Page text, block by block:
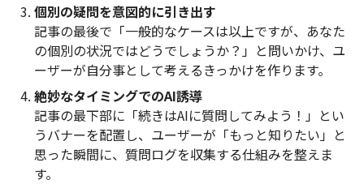
個別の疑問を意図的に引き出す
記事の最後で「一般的なケースは以上ですが、あなた
の個別の状況ではどうでしょうか？」と問いかけ、ユ
ーザーが自分事として考えるきっかけを作ります。
絶妙なタイミングでのAI誘導
記事の最下部に「続きはAIに質問してみよう！」とい
うバナーを配置し、ユーザーが「もっと知りたい」と
思った瞬間に、質問ログを収集する仕組みを整えま
す。